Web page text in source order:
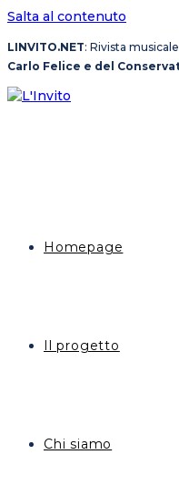
Salta al contenuto
LINVITO.NET: Rivista
Carlo Felice e del
Homepage
Il progetto
Chi siamo